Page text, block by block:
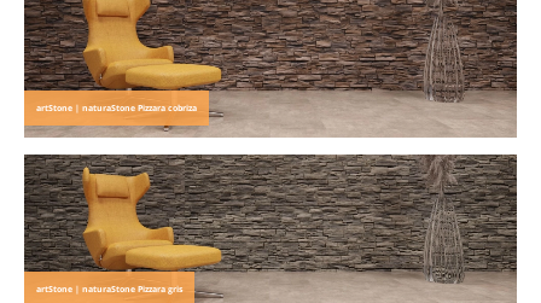
artStone | naturaStone Pizzara cobriza
artStone | naturaStone Pizzara gris